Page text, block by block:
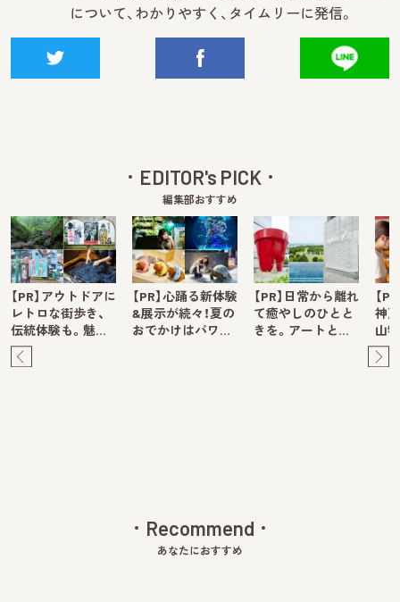
について、わかりやすく、タイムリーに発信。
EDITOR's PICK
編集部おすすめ
【PR】アウトドアに
レトロな街歩き、
伝統体験も。魅…
【PR】心踊る新体験
&展示が続々！夏の
おでかけはパワ…
【PR】日常から離れ
て癒やしのひとと
きを。アートと…
【
神
山
Recommend
あなたにおすすめ